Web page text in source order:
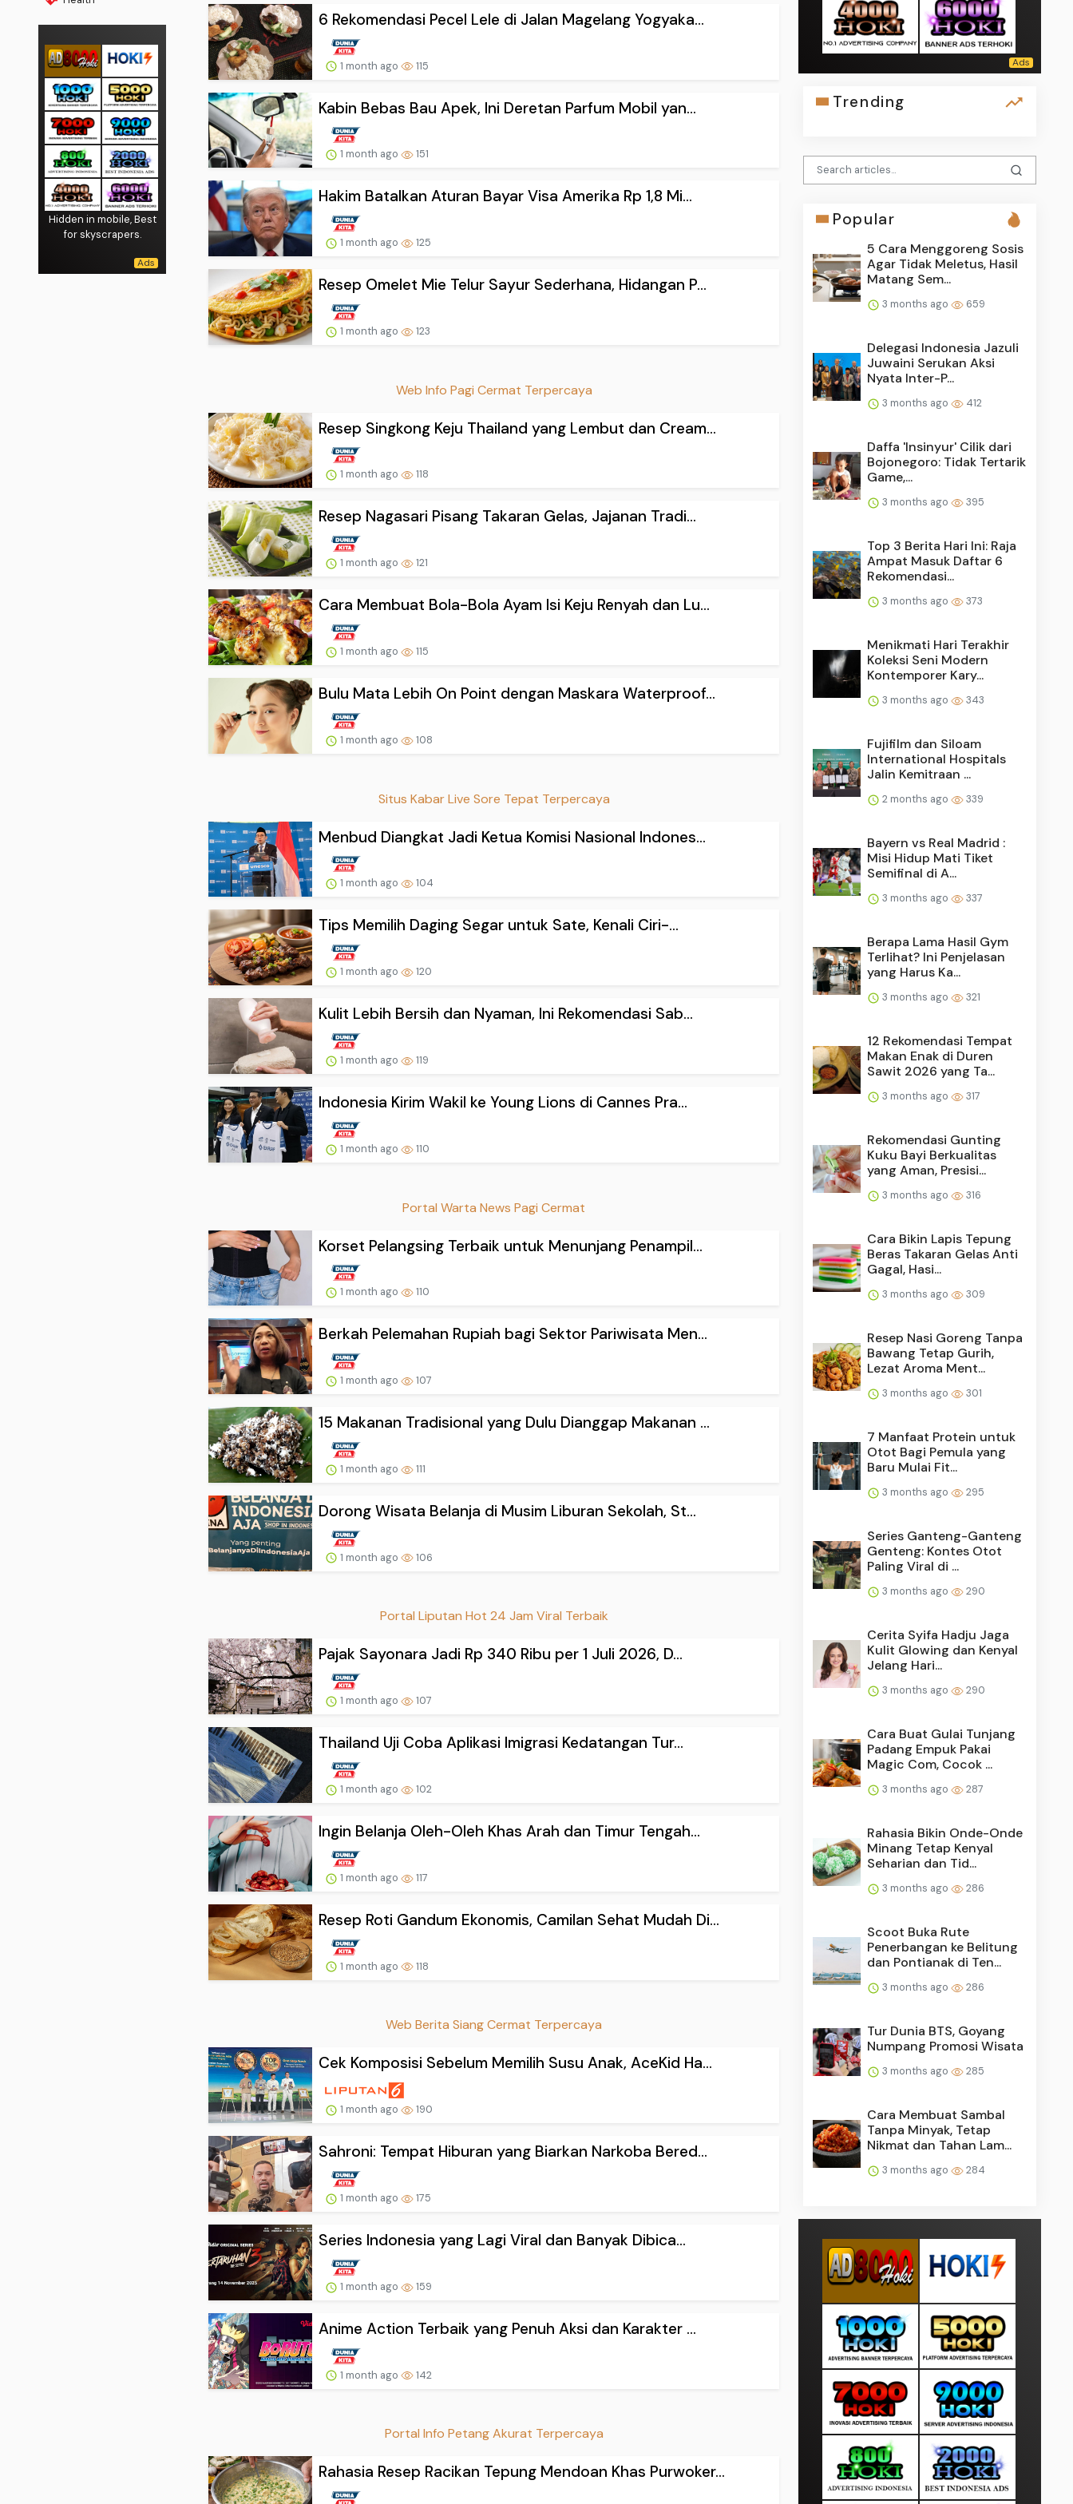
Hidden in mobile, Best
for skyscrapers.
6 Rekomendasi Pecel Lele di Jalan Magelang Yogyaka...
1 month ago 115
Kabin Bebas Bau Apek, Ini Deretan Parfum Mobil yan...
1 month ago 151
Hakim Batalkan Aturan Bayar Visa Amerika Rp 1,8 Mi...
1 month ago 125
Resep Omelet Mie Telur Sayur Sederhana, Hidangan P...
1 month ago 123
Web Info Pagi Cermat Terpercaya
Resep Singkong Keju Thailand yang Lembut dan Cream...
1 month ago 118
Resep Nagasari Pisang Takaran Gelas, Jajanan Tradi...
1 month ago 121
Cara Membuat Bola-Bola Ayam Isi Keju Renyah dan Lu...
1 month ago 115
Bulu Mata Lebih On Point dengan Maskara Waterproof...
1 month ago 108
Situs Kabar Live Sore Tepat Terpercaya
Menbud Diangkat Jadi Ketua Komisi Nasional Indones...
1 month ago 104
Tips Memilih Daging Segar untuk Sate, Kenali Ciri-...
1 month ago 120
Kulit Lebih Bersih dan Nyaman, Ini Rekomendasi Sab...
1 month ago 119
Indonesia Kirim Wakil ke Young Lions di Cannes Pra...
1 month ago 110
Portal Warta News Pagi Cermat
Korset Pelangsing Terbaik untuk Menunjang Penampil...
1 month ago 110
Berkah Pelemahan Rupiah bagi Sektor Pariwisata Men...
1 month ago 107
15 Makanan Tradisional yang Dulu Dianggap Makanan ...
1 month ago 111
Dorong Wisata Belanja di Musim Liburan Sekolah, St...
1 month ago 106
Portal Liputan Hot 24 Jam Viral Terbaik
Pajak Sayonara Jadi Rp 340 Ribu per 1 Juli 2026, D...
1 month ago 107
Thailand Uji Coba Aplikasi Imigrasi Kedatangan Tur...
1 month ago 102
Ingin Belanja Oleh-Oleh Khas Arah dan Timur Tengah...
1 month ago 117
Resep Roti Gandum Ekonomis, Camilan Sehat Mudah Di...
1 month ago 118
Web Berita Siang Cermat Terpercaya
Cek Komposisi Sebelum Memilih Susu Anak, AceKid Ha...
1 month ago 190
Sahroni: Tempat Hiburan yang Biarkan Narkoba Bered...
1 month ago 175
Series Indonesia yang Lagi Viral dan Banyak Dibica...
1 month ago 159
Anime Action Terbaik yang Penuh Aksi dan Karakter ...
1 month ago 142
Portal Info Petang Akurat Terpercaya
Rahasia Resep Racikan Tepung Mendoan Khas Purwoker...
Trending
Popular
5 Cara Menggoreng Sosis
Agar Tidak Meletus, Hasil
Matang Sem...
3 months ago 659
Delegasi Indonesia Jazuli
Juwaini Serukan Aksi
Nyata Inter-P...
3 months ago 412
Daffa 'Insinyur' Cilik dari
Bojonegoro: Tidak Tertarik
Game,...
3 months ago 395
Top 3 Berita Hari Ini: Raja
Ampat Masuk Daftar 6
Rekomendasi...
3 months ago 373
Menikmati Hari Terakhir
Koleksi Seni Modern
Kontemporer Kary...
3 months ago 343
Fujifilm dan Siloam
International Hospitals
Jalin Kemitraan ...
2 months ago 339
Bayern vs Real Madrid :
Misi Hidup Mati Tiket
Semifinal di A...
3 months ago 337
Berapa Lama Hasil Gym
Terlihat? Ini Penjelasan
yang Harus Ka...
3 months ago 321
12 Rekomendasi Tempat
Makan Enak di Duren
Sawit 2026 yang Ta...
3 months ago 317
Rekomendasi Gunting
Kuku Bayi Berkualitas
yang Aman, Presisi...
3 months ago 316
Cara Bikin Lapis Tepung
Beras Takaran Gelas Anti
Gagal, Hasi...
3 months ago 309
Resep Nasi Goreng Tanpa
Bawang Tetap Gurih,
Lezat Aroma Ment...
3 months ago 301
7 Manfaat Protein untuk
Otot Bagi Pemula yang
Baru Mulai Fit...
3 months ago 295
Series Ganteng-Ganteng
Genteng: Kontes Otot
Paling Viral di ...
3 months ago 290
Cerita Syifa Hadju Jaga
Kulit Glowing dan Kenyal
Jelang Hari...
3 months ago 290
Cara Buat Gulai Tunjang
Padang Empuk Pakai
Magic Com, Cocok ...
3 months ago 287
Rahasia Bikin Onde-Onde
Minang Tetap Kenyal
Seharian dan Tid...
3 months ago 286
Scoot Buka Rute
Penerbangan ke Belitung
dan Pontianak di Ten...
3 months ago 286
Tur Dunia BTS, Goyang
Numpang Promosi Wisata
3 months ago 285
Cara Membuat Sambal
Tanpa Minyak, Tetap
Nikmat dan Tahan Lam...
3 months ago 284